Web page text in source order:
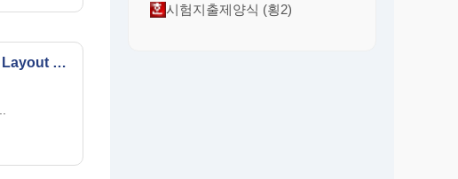
Business Letter 작성을 위한 기본 Layout (영문)
시험지출제양식 (횡2)